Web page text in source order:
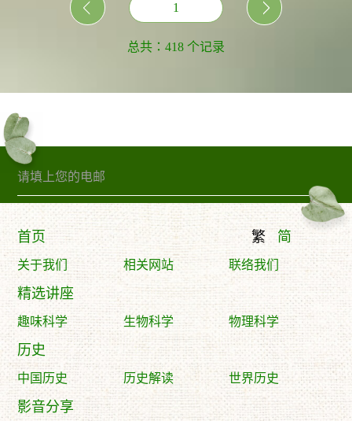
1
总共：418 个记录
订阅精句
首页 简
繁
关于我们 相关网站 联络我们
精选讲座
趣味科学 生物科学 物理科学
历史
中国历史 历史解读 世界历史
影音分享